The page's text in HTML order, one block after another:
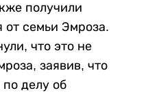
получили
от семьи Эмроза.
что это не
заявив, что
делу об